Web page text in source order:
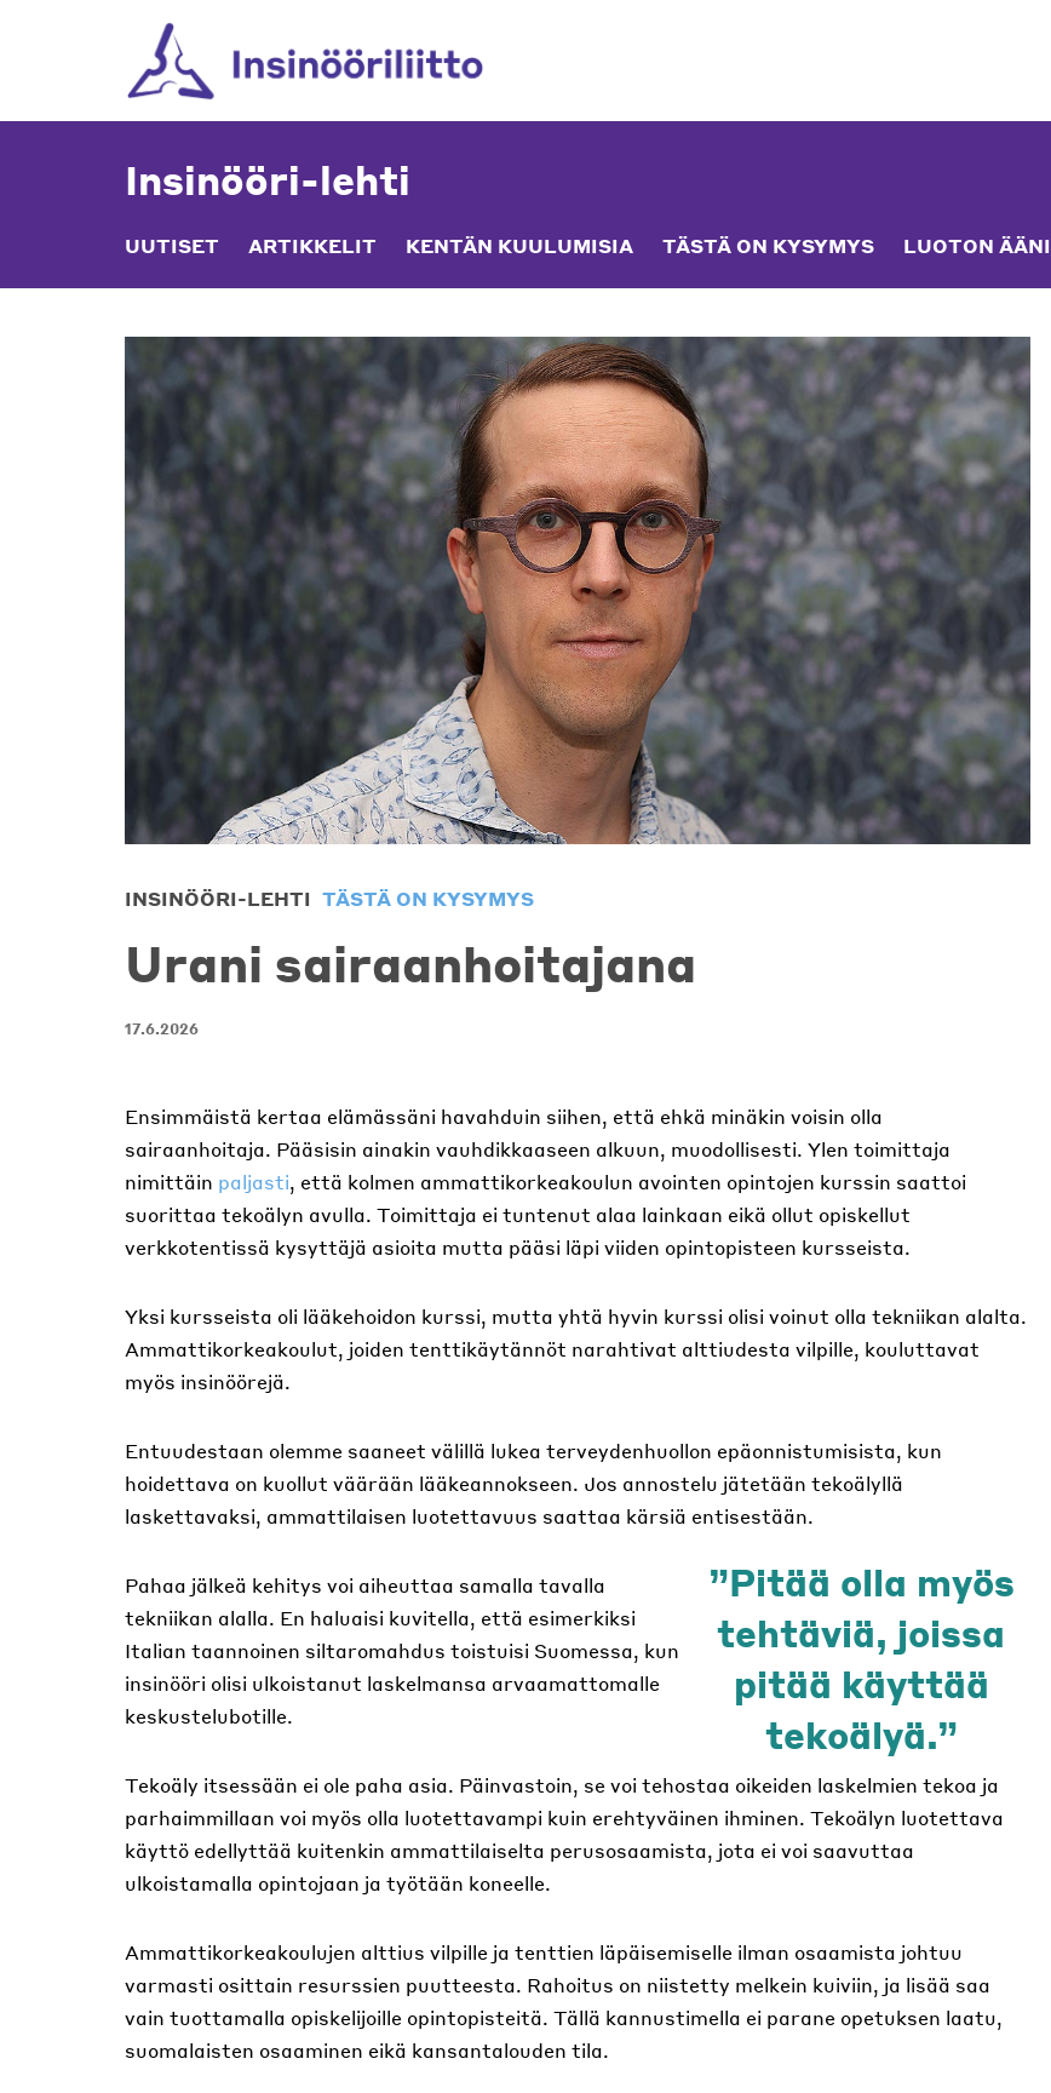
Insinööri-lehti
UUTISET ARTIKKELIT KENTÄN KUULUMISIA TÄSTÄ ON KYSYMYS LUOTON ÄÄNI
INSINÖÖRI-LEHTI TÄSTÄ ON KYSYMYS
Urani sairaanhoitajana
17.6.2026
Ensimmäistä kertaa elämässäni havahduin siihen, että ehkä minäkin voisin olla
sairaanhoitaja. Pääsisin ainakin vauhdikkaaseen alkuun, muodollisesti. Ylen toimittaja
nimittäin paljasti, että kolmen ammattikorkeakoulun avointen opintojen kurssin saattoi
suorittaa tekoälyn avulla. Toimittaja ei tuntenut alaa lainkaan eikä ollut opiskellut
verkkotentissä kysyttäjä asioita mutta pääsi läpi viiden opintopisteen kursseista.
Yksi kursseista oli lääkehoidon kurssi, mutta yhtä hyvin kurssi olisi voinut olla tekniikan alalta.
Ammattikorkeakoulut, joiden tenttikäytännöt narahtivat alttiudesta vilpille, kouluttavat
myös insinöörejä.
Entuudestaan olemme saaneet välillä lukea terveydenhuollon epäonnistumisista, kun
hoidettava on kuollut väärään lääkeannokseen. Jos annostelu jätetään tekoälyllä
laskettavaksi, ammattilaisen luotettavuus saattaa kärsiä entisestään.
Pitää olla myös
tehtäviä, joissa
pitää käyttää
tekoälyä.
Pahaa jälkeä kehitys voi aiheuttaa samalla tavalla
tekniikan alalla. En haluaisi kuvitella, että esimerkiksi
Italian taannoinen siltaromahdus toistuisi Suomessa, kun
insinööri olisi ulkoistanut laskelmansa arvaamattomalle
keskustelubotille.
Tekoäly itsessään ei ole paha asia. Päinvastoin, se voi tehostaa oikeiden laskelmien tekoa ja
parhaimmillaan voi myös olla luotettavampi kuin erehtyväinen ihminen. Tekoälyn luotettava
käyttö edellyttää kuitenkin ammattilaiselta perusosaamista, jota ei voi saavuttaa
ulkoistamalla opintojaan ja työtään koneelle.
Ammattikorkeakoulujen alttius vilpille ja tenttien läpäisemiselle ilman osaamista johtuu
varmasti osittain resurssien puutteesta. Rahoitus on niistetty melkein kuiviin, ja lisää saa
vain tuottamalla opiskelijoille opintopisteitä. Tällä kannustimella ei parane opetuksen laatu,
suomalaisten osaaminen eikä kansantalouden tila.